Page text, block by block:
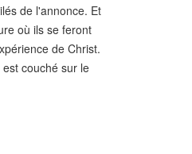
de l'annonce. Et
où ils se feront
de Christ.
couché sur le